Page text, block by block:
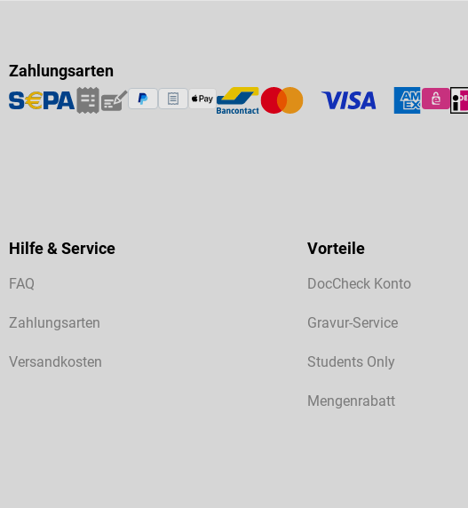
Zahlungsarten
Hilfe & Service
FAQ
Zahlungsarten
Versandkosten
Vorteile
DocCheck Konto
Gravur-Service
Students Only
Mengenrabatt